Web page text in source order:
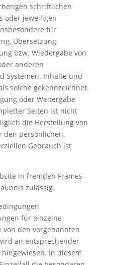
schriftlichen
oder jeweiligen
für
Übersetzung,
bzw. Wiedergabe von
anderen
Systemen. Inhalte und
solche gekennzeichnet.
oder Weitergabe
Seiten ist nicht
die Herstellung von
den persönlichen,
Gebrauch ist
in fremden Frames
zulässig.
für einzelne
von den vorgenannten
an entsprechender
In diesem